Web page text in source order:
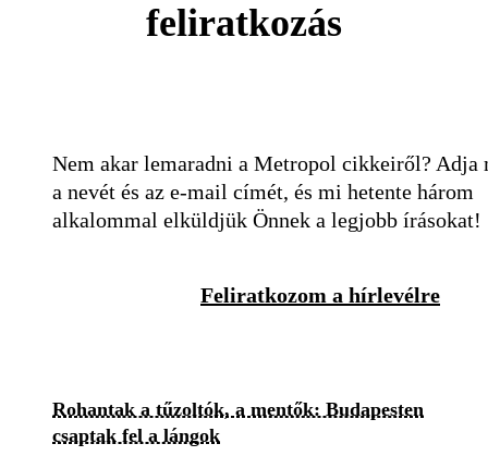
feliratkozás
Nem akar lemaradni a Metropol cikkeiről? Adja
a nevét és az e-mail címét, és mi hetente három
alkalommal elküldjük Önnek a legjobb írásokat!
Feliratkozom a hírlevélre
Rohantak a tűzoltók, a mentők: Budapesten
csaptak fel a lángok